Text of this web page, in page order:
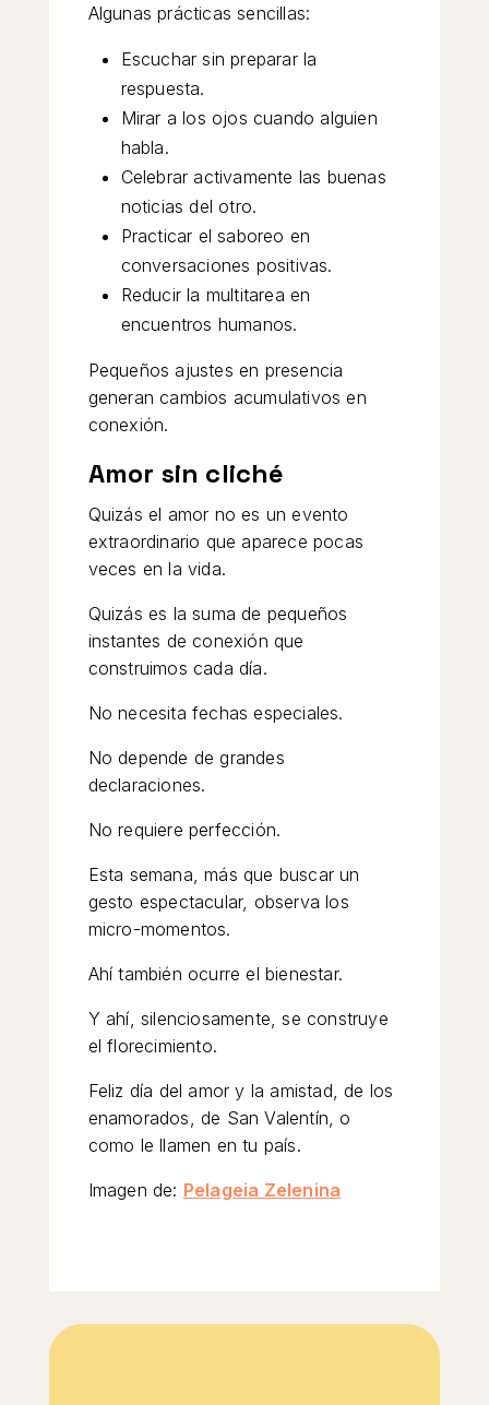
Algunas prácticas sencillas:
Escuchar sin preparar la
respuesta.
Mirar a los ojos cuando alguien
habla.
Celebrar activamente las buenas
noticias del otro.
Practicar el saboreo en
conversaciones positivas.
Reducir la multitarea en
encuentros humanos.
Pequeños ajustes en presencia
generan cambios acumulativos en
conexión.
Amor sin cliché
Quizás el amor no es un evento
extraordinario que aparece pocas
veces en la vida.
Quizás es la suma de pequeños
instantes de conexión que
construimos cada día.
No necesita fechas especiales.
No depende de grandes
declaraciones.
No requiere perfección.
Esta semana, más que buscar un
gesto espectacular, observa los
micro-momentos.
Ahí también ocurre el bienestar.
Y ahí, silenciosamente, se construye
el florecimiento.
Feliz día del amor y la amistad, de los
enamorados, de San Valentín, o
como le llamen en tu país.
Imagen de: Pelageia Zelenina